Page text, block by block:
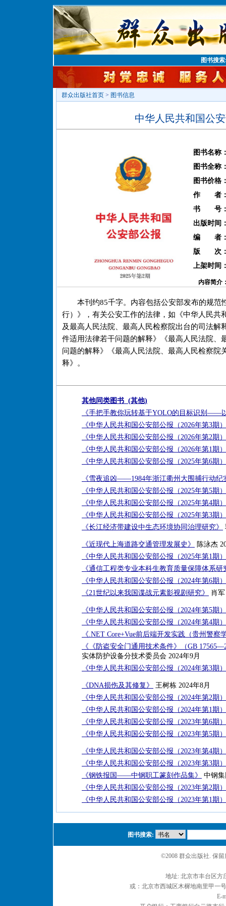
图书搜
群众出版社首页 > 图书信息
中华人民共和国公
图书名称
图书全称
图书价格
作 者
书 号
出版时间
编 者
版 次
上架时间
内容简介
本刊约85千字。内容包括公安部发布的规
行）》，有关公安工作的法律，如《中华人民
及最高人民法院、最高人民检察院出台的司法
件适用法律若干问题的解释》《最高人民法院
问题的解释》《最高人民法院、最高人民检察
释》。
其他同类图书 (其他)
《手把手教你玩转基于YOLO的目标识别——
《中华人民共和国公安部公报（2026年第3期
《中华人民共和国公安部公报（2026年第2期
《中华人民共和国公安部公报（2026年第1期
《中华人民共和国公安部公报（2025年第6期
《雪夜追凶——1984年浙江衢州大围捕行动纪
《中华人民共和国公安部公报（2025年第5期
《中华人民共和国公安部公报（2025年第4期
《中华人民共和国公安部公报（2025年第3期
《长江经济带建设中生态环境协同治理研究》
《近现代上海道路交通管理发展史》
陈泳杰
《中华人民共和国公安部公报（2025年第1期
《通信工程类专业本科生教育质量保障体系
《中华人民共和国公安部公报（2024年第6期
《21世纪以来我国谍战元素影视剧研究》
肖
《中华人民共和国公安部公报（2024年第5期
《中华人民共和国公安部公报（2024年第4期
《.NET Core+Vue前后端开发实践（贵州警
《《防盗安全门通用技术条件》（GB
实体防护设备分技术委员会 2024年9月
《中华人民共和国公安部公报（2024年第3期
《DNA损伤及其修复》
王树栋 2024年8月
《中华人民共和国公安部公报（2024年第2期
《中华人民共和国公安部公报（2024年第1期
《中华人民共和国公安部公报（2023年第6期
《中华人民共和国公安部公报（2023年第5期
《中华人民共和国公安部公报（2023年第4期
《中华人民共和国公安部公报（2023年第3期
《钢铁报国——中钢职工篆刻作品集》
中钢
《中华人民共和国公安部公报（2023年第2期
《中华人民共和国公安部公报（2023年第1期
图书搜索:
©2008 群众出版社. 保
地址: 北京市丰台区
或：北京市西城区木樨地南里甲一
E-